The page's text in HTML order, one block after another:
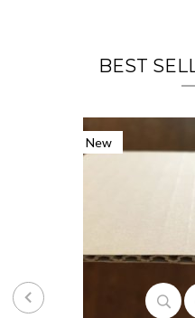
BEST
New